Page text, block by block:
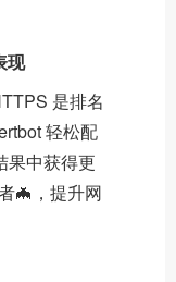
现
是排名
轻松配
果中获得更
🦇，提升网